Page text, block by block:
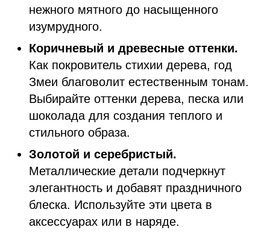
нежного мятного до насыщенного
изумрудного.
Коричневый и древесные оттенки.
Как покровитель стихии дерева, год
Змеи благоволит естественным тонам.
Выбирайте оттенки дерева, песка или
шоколада для создания теплого и
стильного образа.
Золотой и серебристый.
Металлические детали подчеркнут
элегантность и добавят праздничного
блеска. Используйте эти цвета в
аксессуарах или в наряде.